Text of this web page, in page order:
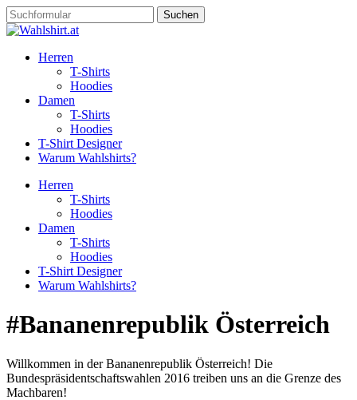
Suchen
nach:
Herren
T-Shirts
Hoodies
Damen
T-Shirts
Hoodies
T-Shirt Designer
Warum Wahlshirts?
Herren
T-Shirts
Hoodies
Damen
T-Shirts
Hoodies
T-Shirt Designer
Warum Wahlshirts?
#Bananenrepublik Österreich
Willkommen in der Bananenrepublik Österreich! Die
Bundespräsidentschaftswahlen 2016 treiben uns an die Grenze des
Machbaren!